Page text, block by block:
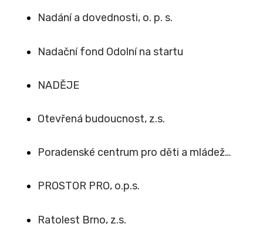
Nadání a dovednosti, o. p. s.
Nadační fond Odolní na startu
NADĚJE
Otevřená budoucnost, z.s.
Poradenské centrum pro děti a mládež…
PROSTOR PRO, o.p.s.
Ratolest Brno, z.s.